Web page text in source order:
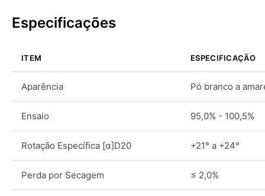
Especificações
ITEM ESPECIFICAÇÃO
Aparência Pó branco a
Ensaio 95,0% - 100,5%
Rotação Específica [α]D20 +21° a +24°
Perda por Secagem ≤ 2,0%